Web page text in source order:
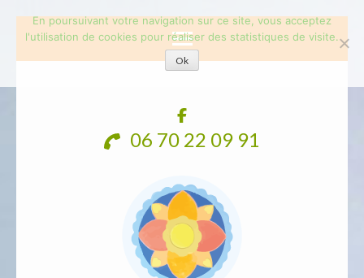
06 70 22 09 91
En poursuivant votre navigation sur ce site, vous acceptez
l'utilisation de cookies pour réaliser des statistiques de visite.
Ok